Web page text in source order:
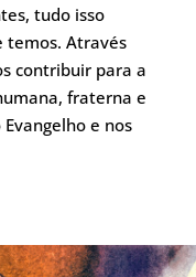
tudo isso
temos. Através
contribuir para a
fraterna e
e nos